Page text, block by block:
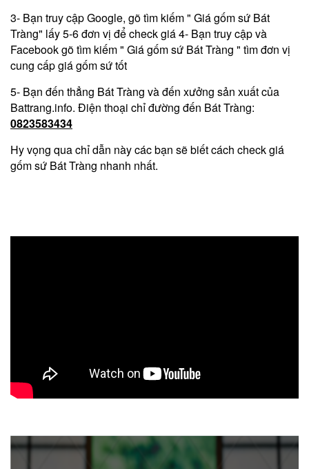
3- Bạn truy cập Google, gõ tìm kiếm " Giá gốm sứ Bát
Tràng" lấy 5-6 đơn vị để check giá 4- Bạn truy cập và
Facebook gõ tìm kiếm " Giá gốm sứ Bát Tràng " tìm đơn vị
cung cấp giá gốm sứ tốt
5- Bạn đến thẳng Bát Tràng và đến xưởng sản xuất của
Battrang.info. Điện thoại chỉ đường đến Bát Tràng:
0823583434
Hy vọng qua chỉ dẫn này các bạn sẽ biết cách check giá
gốm sứ Bát Tràng nhanh nhất.